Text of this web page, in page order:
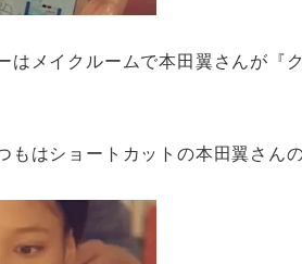
はメイクルームで本田翼さんが
もはショートカットの本田翼さん